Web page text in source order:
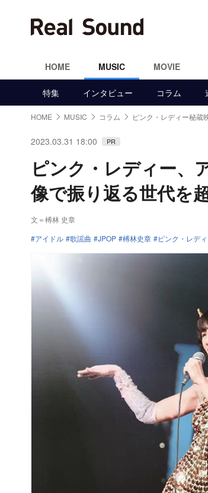
HOME MUSIC MOVIE
特集 インタビュー コラム
HOME MUSIC コラム ピンク・レディー秘蔵
2023.03.31 18:00 PR
ピンク・レディー
像で振り返る世代を
文＝榑林 史章
アイドル
歌謡曲 JPOP 榑林史章 ピンク・レデ